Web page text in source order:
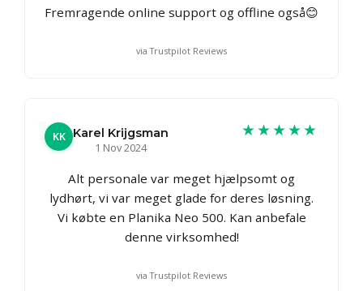
Fremragende online support og offline også😊
via Trustpilot Reviews
KK Karel Krijgsman
1 Nov 2024
★★★★★
Alt personale var meget hjælpsomt og
lydhørt, vi var meget glade for deres løsning.
Vi købte en Planika Neo 500. Kan anbefale
denne virksomhed!
via Trustpilot Reviews